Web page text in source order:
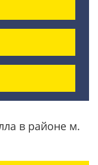
в районе м.